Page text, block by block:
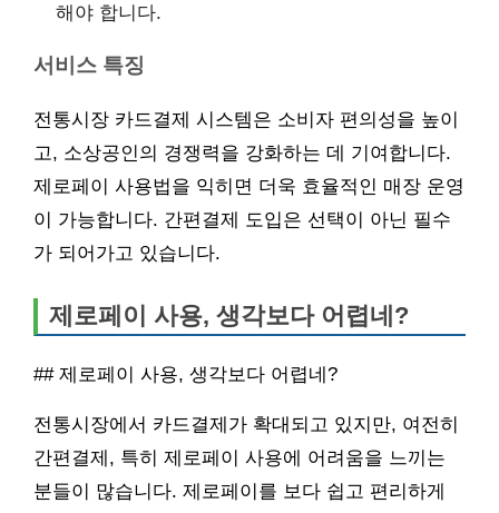
해야 합니다.
서비스 특징
전통시장 카드결제 시스템은 소비자 편의성을 높이
고, 소상공인의 경쟁력을 강화하는 데 기여합니다.
제로페이 사용법을 익히면 더욱 효율적인 매장 운영
이 가능합니다. 간편결제 도입은 선택이 아닌 필수
가 되어가고 있습니다.
제로페이 사용, 생각보다 어렵네?
## 제로페이 사용, 생각보다 어렵네?
전통시장에서 카드결제가 확대되고 있지만, 여전히
간편결제, 특히 제로페이 사용에 어려움을 느끼는
분들이 많습니다. 제로페이를 보다 쉽고 편리하게